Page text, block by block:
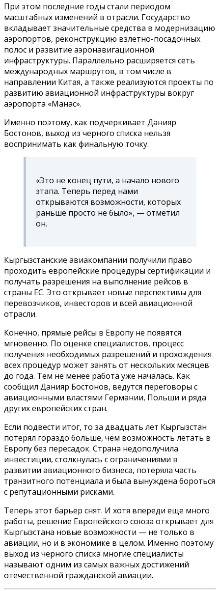
При этом последние годы стали периодом
масштабных изменений в отрасли. Государство
вкладывает значительные средства в модернизацию
аэропортов, реконструкцию взлетно-посадочных
полос и развитие аэронавигационной
инфраструктуры. Параллельно расширяется сеть
международных маршрутов, в том числе в
направлении Китая, а также реализуются проекты по
развитию авиационной инфраструктуры вокруг
аэропорта «Манас».
Именно поэтому, как подчеркивает Данияр
Бостонов, выход из черного списка нельзя
воспринимать как финальную точку.
«Это не конец пути, а начало нового
этапа. Теперь перед нами
открываются возможности, которых
раньше просто не было», — отметил
он.
Кыргызстанские авиакомпании получили право
проходить европейские процедуры сертификации и
получать разрешения на выполнение рейсов в
страны ЕС. Это открывает новые перспективы для
перевозчиков, инвесторов и всей авиационной
отрасли.
Конечно, прямые рейсы в Европу не появятся
мгновенно. По оценке специалистов, процесс
получения необходимых разрешений и прохождения
всех процедур может занять от нескольких месяцев
до года. Тем не менее работа уже началась. Как
сообщил Данияр Бостонов, ведутся переговоры с
авиационными властями Германии, Польши и ряда
других европейских стран.
Если подвести итог, то за двадцать лет Кыргызстан
потерял гораздо больше, чем возможность летать в
Европу без пересадок. Страна недополучила
инвестиции, столкнулась с ограничениями в
развитии авиационного бизнеса, потеряла часть
транзитного потенциала и была вынуждена бороться
с репутационными рисками.
Теперь этот барьер снят. И хотя впереди еще много
работы, решение Европейского союза открывает для
Кыргызстана новые возможности — не только в
авиации, но и в экономике в целом. Именно поэтому
выход из черного списка многие специалисты
называют одним из самых важных достижений
отечественной гражданской авиации.